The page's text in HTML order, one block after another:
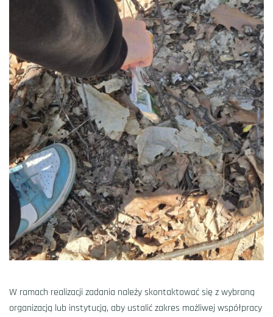
W ramach realizacji zadania należy skontaktować się z wybraną
organizacją lub instytucją, aby ustalić zakres możliwej współpracy